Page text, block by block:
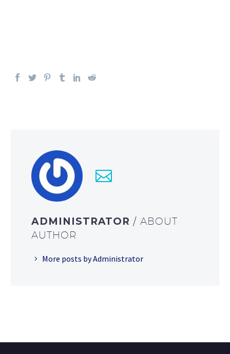
ADMINISTRATOR/ ABOUT
AUTHOR
More posts by Administrator